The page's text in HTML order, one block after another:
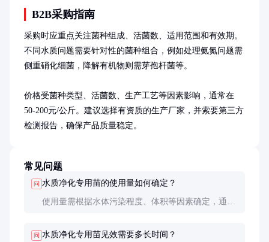
B2B采购指南
采购时应重点关注菌种组成、活菌数、适用范围和有效期。
不同水质问题需要针对性的菌种组合，例如处理氨氮问题需
侧重硝化细菌，降解有机物则需芽孢杆菌等。
价格受菌种类型、活菌数、生产工艺等因素影响，通常在
50-200元/公斤。建议选择有资质的生产厂家，并索要第三方
检测报告，确保产品质量稳定。
常见问题
问 水质净化专用苗的使用量如何确定？
使用量需根据水体污染程度、体积等因素确定，通常
问 水质净化专用苗见效需要多长时间？